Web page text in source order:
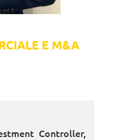
E M&A
Controller,